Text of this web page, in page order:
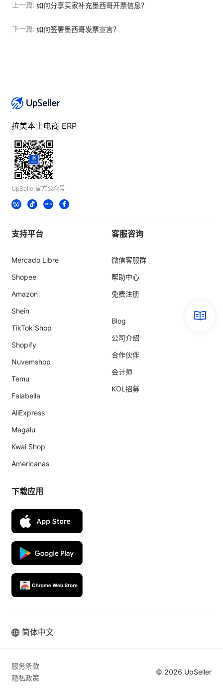
上一篇: 如何分享买家补充墨西哥开票信息？
下一篇: 如何签署墨西哥发票宣言？
拉美本土电商 ERP
UpSeller官方公众号
支持平台
Mercado Libre
Shopee
Amazon
Shein
TikTok Shop
Shopify
Nuvemshop
Temu
Falabella
AliExpress
Magalu
Kwai Shop
Americanas
客服咨询
微信客服群
帮助中心
免费注册
Blog
公司介绍
合作伙伴
会计师
KOL招募
下载应用
简体中文
服务条款
隐私政策
© 2026 UpSeller